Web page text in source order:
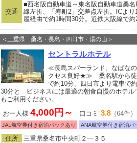
交通
■西名阪自動車道～東名阪自動車道桑
線左折、「寿町2」交差点左折。ICよ
屋経由で約1時間30分。近鉄大阪線で約
＜三重県 桑名・長島・四日市・湯の山＞
セントラルホテル
≪長島スパーランド、なばな
クセス良好★≫ 桑名駅から徒
で約10分、四日市より電車で
30分と ビジネスには最適の朝食自慢のホテル
もご利用ください。
お一人様 4,000円～ 口コミ 3.8 （64件）
JAL航空券付き宿泊パックあり ANA航空券付き宿泊パ
住所 三重県桑名市中央町２―３５